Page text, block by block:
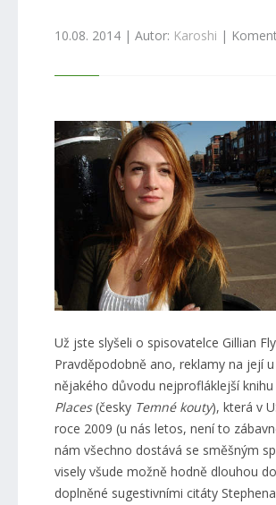
10.08. 2014 | Autor: Karoshi |
Už jste slyšeli o spisovatelce Gillian
Pravděpodobně ano, reklamy na její
nějakého důvodu nejprofláklejší knihu
Places(česky Temné kouty), která v
roce 2009 (u nás letos, není to
nám všechno dostává se směšným
visely všude možně hodně dlouhou
doplněné sugestivními citáty